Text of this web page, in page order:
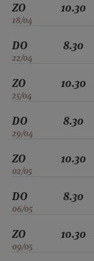
ZO
18/04
10.30
DO
22/04
8.30
ZO
25/04
10.30
DO
29/04
8.30
ZO
02/05
10.30
DO
06/05
8.30
ZO
09/05
10.30